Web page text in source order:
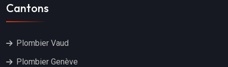
Cantons
Plombier Vaud
Plombier Genève